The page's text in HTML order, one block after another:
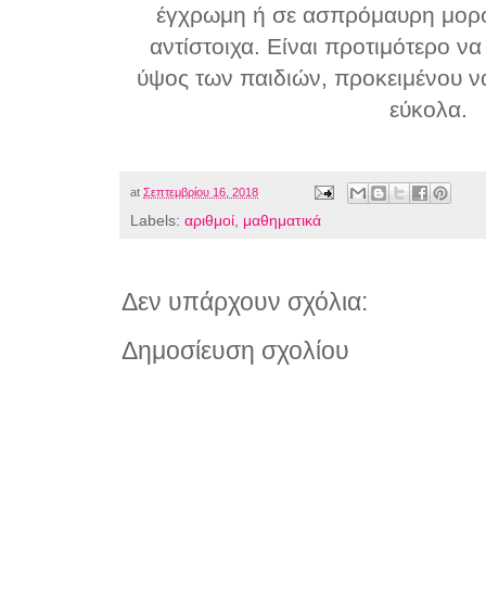
έγχρωμη ή σε ασπρόμαυρη
αντίστοιχα. Είναι προτιμότερο
ύψος των παιδιών, προκειμένου
εύκολα.
at Σεπτεμβρίου 16, 2018
Labels: αριθμοί, μαθηματικά
Δεν υπάρχουν σχόλια:
Δημοσίευση σχολίου